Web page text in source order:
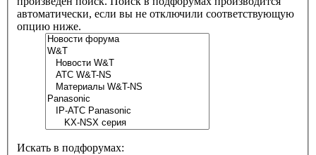
автоматически, если вы не отключили соответствующую
опцию ниже.
Искать в подфорумах: